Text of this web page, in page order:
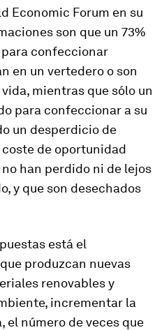
Economic Forum en su
son que un 73%
confeccionar
en un vertedero o son
mientras que sólo un
para confeccionar a su
un desperdicio de
de oportunidad
han perdido ni de lejos
y que son desechados
está el
produzcan nuevas
renovables y
incrementar la
el número de veces que